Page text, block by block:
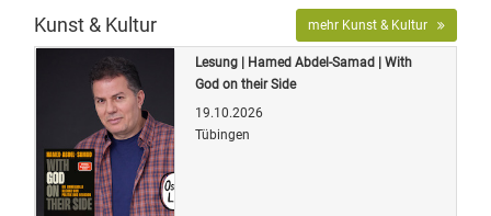
Kunst & Kultur mehr Kunst & Kultur
Lesung | Hamed Abdel-Samad | With
God on their Side
19.10.2026
Tübingen